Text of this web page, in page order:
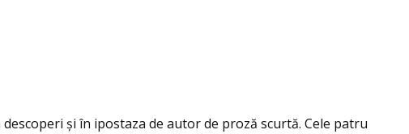
descoperi și în ipostaza de autor de proză scurtă. Cele patru